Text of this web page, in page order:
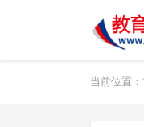
当前位置：